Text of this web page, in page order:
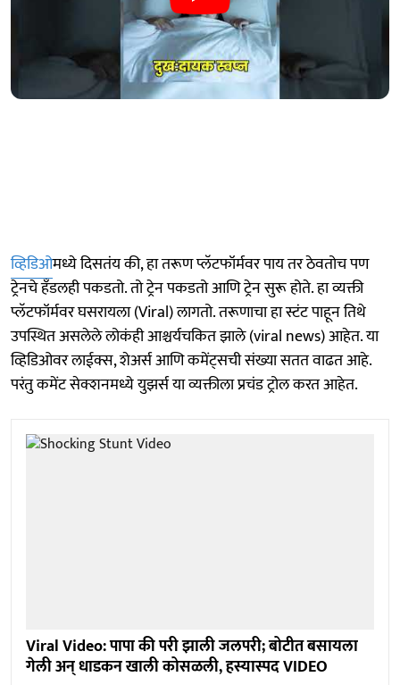
व्हिडिओमध्ये दिसतंय की, हा तरूण प्लॅटफॉर्मवर पाय तर ठेवतोच पण
ट्रेनचे हँडलही पकडतो. तो ट्रेन पकडतो आणि ट्रेन सुरू होते. हा व्यक्ती
प्लॅटफॉर्मवर घसरायला (Viral) लागतो. तरूणाचा हा स्टंट पाहून तिथे
उपस्थित असलेले लोकंही आश्चर्यचकित झाले (viral news) आहेत. या
व्हिडिओवर लाईक्स, शेअर्स आणि कमेंट्सची संख्या सतत वाढत आहे.
परंतु कमेंट सेक्शनमध्ये युझर्स या व्यक्तीला प्रचंड ट्रोल करत आहेत.
Viral Video: पापा की परी झाली जलपरी; बोटीत बसायला
गेली अन् धाडकन खाली कोसळली, हस्यास्पद VIDEO